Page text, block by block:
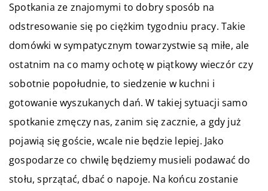
Spotkania ze znajomymi to dobry sposób na
odstresowanie się po ciężkim tygodniu pracy. Takie
domówki w sympatycznym towarzystwie są miłe, ale
ostatnim na co mamy ochotę w piątkowy wieczór czy
sobotnie popołudnie, to siedzenie w kuchni i
gotowanie wyszukanych dań. W takiej sytuacji samo
spotkanie zmęczy nas, zanim się zacznie, a gdy już
pojawią się goście, wcale nie będzie lepiej. Jako
gospodarze co chwilę będziemy musieli podawać do
stołu, sprzątać, dbać o napoje. Na końcu zostanie